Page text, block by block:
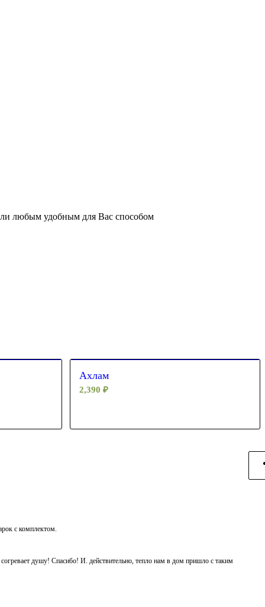
любым удобным для Вас способом
Ахлам
2,390 ₽
с комплектом.
согревает душу! Спасибо! И. действительно, тепло нам в дом пришло с таким